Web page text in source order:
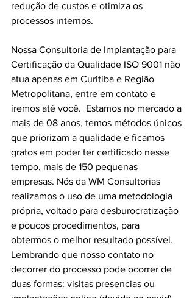
redução de custos e otimiza os
processos internos.
Nossa Consultoria de Implantação para
Certificação da Qualidade ISO 9001 não
atua apenas em Curitiba e Região
Metropolitana, entre em contato e
iremos até você.  Estamos no mercado a
mais de 08 anos, temos métodos únicos
que priorizam a qualidade e ficamos
gratos em poder ter certificado nesse
tempo, mais de 150 pequenas
empresas. Nós da WM Consultorias
realizamos o uso de uma metodologia
própria, voltado para desburocratização
e poucos procedimentos, para
obtermos o melhor resultado possível.
Lembrando que nosso contato no
decorrer do processo pode ocorrer de
duas formas: visitas presencias ou